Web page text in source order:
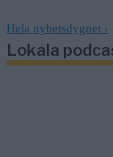
Hela nyhetsdygnet ›
Lokala